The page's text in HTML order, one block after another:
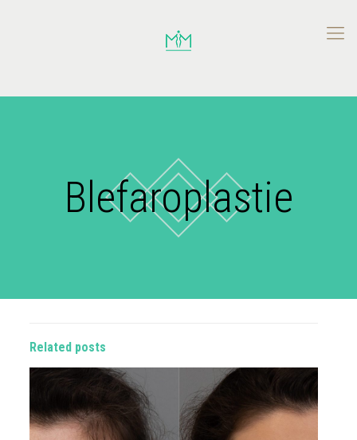
Blefaroplastie
Related posts